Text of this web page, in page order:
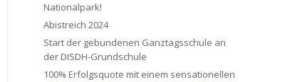
Nationalpark!
Abistreich 2024
Start der gebundenen Ganztagsschule an
der DISDH-Grundschule
100% Erfolgsquote mit einem sensationellen